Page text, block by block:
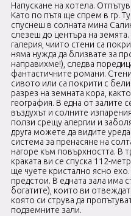
Напускане на хотела.
Като по пътя ще спрем в гр.
спуснеш в солната мина
слезеш до центъра на
галерия, чиито стени са
няма нужда да близвате за
направихме!), следва
фантастичните романи.
сивото или са покрити с
разрез на земната кора,
география. В една от залите
въздухът и солните
ползи срещу алергии и
друга можете да видите
система за пренасяне на
нагоре към повърхността. В
краката ви се спуска 112-
ще чуете кристално ясно
предстои. В едната зала има
богатите), които ви
която си струва да
подземните зали.